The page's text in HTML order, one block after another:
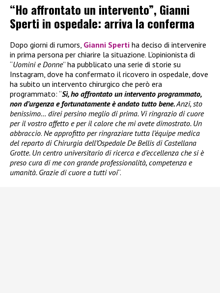
“Ho affrontato un intervento”, Gianni
Sperti in ospedale: arriva la conferma
Dopo giorni di rumors, Gianni Sperti ha deciso di intervenire
in prima persona per chiarire la situazione. L’opinionista di
“Uomini e Donne” ha pubblicato una serie di storie su
Instagram, dove ha confermato il ricovero in ospedale, dove
ha subito un intervento chirurgico che però era
programmato: “Sì, ho affrontato un intervento programmato,
non d’urgenza e fortunatamente è andato tutto bene.Anzi, sto
benissimo… direi persino meglio di prima. Vi ringrazio di cuore
per il vostro affetto e per il calore che mi avete dimostrato. Un
abbraccio. Ne approfitto per ringraziare tutta l’équipe medica
del reparto di Chirurgia dell’Ospedale De Bellis di Castellana
Grotte. Un centro universitario di ricerca e d’eccellenza che si è
preso cura di me con grande professionalità, competenza e
umanità. Grazie di cuore a tutti voi“.